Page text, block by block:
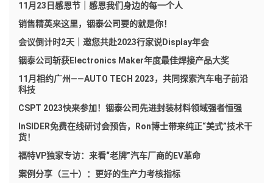
11月23日感恩节｜感恩我们身边的每一个人
销售精英来这里，铟泰公司要的就是你！
会议倒计时2天｜邀您共赴2023行家说Display年会
铟泰公司斩获Electronics Maker年度最佳焊接产品大奖
11月相约广州——AUTO TECH 2023，共同探索汽车电子前沿
科技
CSPT 2023快来参加！铟泰公司先进封装材料领域强者恒强
InSIDER免费在线研讨会预告，Ron博士带来纯正“美式”技术干
货！
福特VP独家专访：来看“老牌”汽车厂商的EV革命
案例分享（三十）：更好的生产力考核指标